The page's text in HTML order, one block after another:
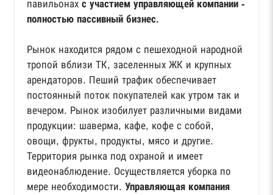
павильонах с участием управляющей компании -
полностью пассивный бизнес.
Рынок находится рядом с пешеходной народной
тропой вблизи ТК, заселенных ЖК и крупных
арендаторов. Пеший трафик обеспечивает
постоянный поток покупателей как утром так и
вечером. Рынок изобилует различными видами
продукции: шаверма, кафе, кофе с собой,
овощи, фрукты, продукты, мясо и другие.
Территория рынка под охраной и имеет
видеонаблюдение. Осуществляется уборка по
мере необходимости. Управляющая компания